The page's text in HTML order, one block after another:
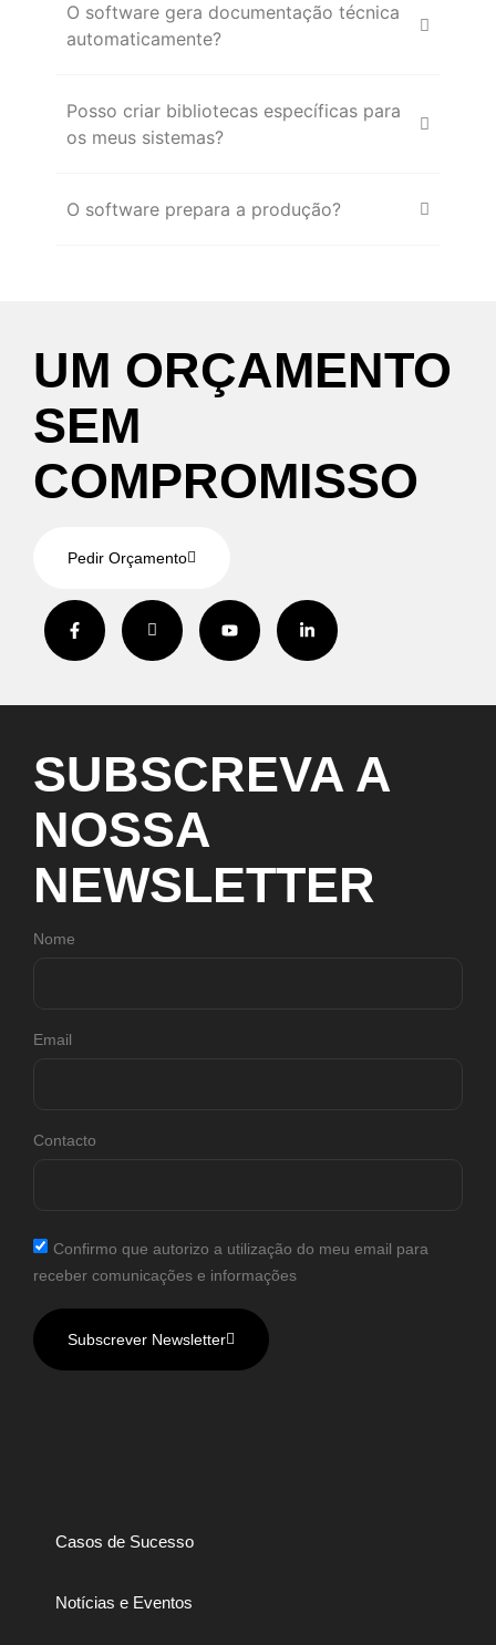
O software gera documentação técnica
automaticamente?
Posso criar bibliotecas específicas para
os meus sistemas?
O software prepara a produção?
UM ORÇAMENTO
SEM
COMPROMISSO
Pedir Orçamento
SUBSCREVA A
NOSSA
NEWSLETTER
Nome
Email
Contacto
Confirmo que autorizo a utilização do meu email para
receber comunicações e informações
Subscrever Newsletter
Casos de Sucesso
Notícias e Eventos